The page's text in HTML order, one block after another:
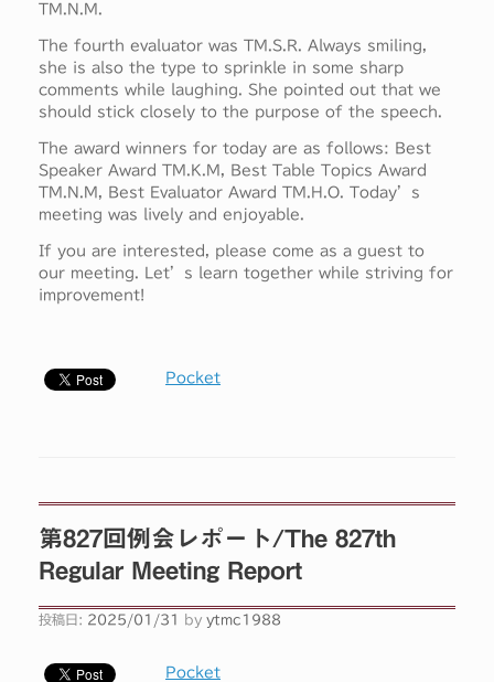
TM.N.M.
The fourth evaluator was TM.S.R. Always smiling,
she is also the type to sprinkle in some sharp
comments while laughing. She pointed out that we
should stick closely to the purpose of the speech.
The award winners for today are as follows: Best
Speaker Award TM.K.M, Best Table Topics Award
TM.N.M, Best Evaluator Award TM.H.O. Today’s
meeting was lively and enjoyable.
If you are interested, please come as a guest to
our meeting. Let’s learn together while striving for
improvement!
Pocket
第827回例会レポート/The 827th
Regular Meeting Report
投稿日: 2025/01/31 by ytmc1988
Pocket